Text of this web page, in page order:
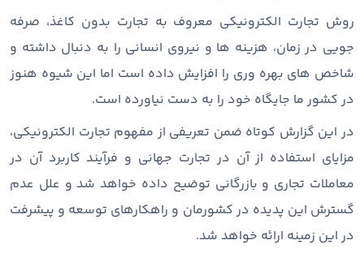
روش تجارت الکترونیکی معروف به تجارت بدون کاغذ، صرفه
جویی در زمان، هزینه ها و نیروی انسانی را به دنبال داشته و
شاخص های بهره وری را افزایش داده است اما این شیوه هنوز
در کشور ما جایگاه خود را به دست نیاورده است.
در این گزارش کوتاه ضمن تعریفی از مفهوم تجارت الکترونیکی،
مزایای استفاده از آن در تجارت جهانی و فرآیند کاربرد آن در
معاملات تجاری و بازرگانی توضیح داده خواهد شد و علل عدم
گسترش این پدیده در کشورمان و راهکارهای توسعه و پیشرفت
در این زمینه ارائه خواهد شد.